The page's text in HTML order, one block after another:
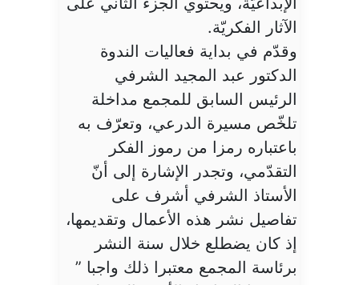
الآثار الفكريّة.
وقدّم في بداية فعاليات الندوة
الدكتور عبد المجيد الشرفي
الرئيس السابق للمجمع مداخلة
تلخّص مسيرة الدرعي، وتعرّف به
باعتباره رمزا من رموز الفكر
التقدّمي، وتجدر الإشارة إلى أنّ
الأستاذ الشرفي أشرف على
تفاصيل نشر هذه الأعمال وتقديمها،
إذ كان يضطلع خلال سنة النشر
برئاسة المجمع معتبرا ذلك واجبا ”